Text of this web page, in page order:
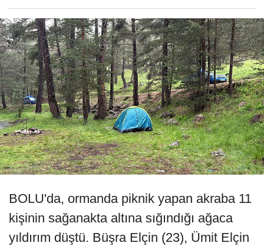
BOLU'da, ormanda piknik yapan akraba 11
kişinin sağanakta altına sığındığı ağaca
yıldırım düştü. Büşra Elçin (23), Ümit Elçin